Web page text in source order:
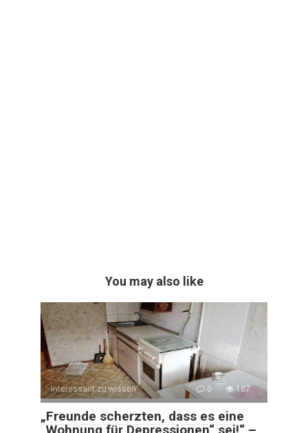
You may also like
Interessant zu wissen 0 187
„Freunde scherzten, dass es eine
„Wohnung für Depressionen“ sei!“ –